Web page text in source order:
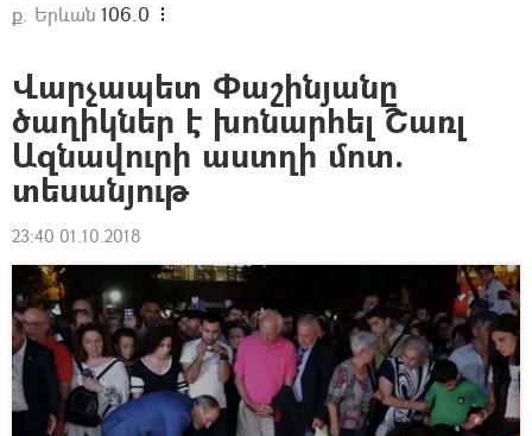
ք. Երևան 106.0
Վարչապետ Փաշինյանը
ծաղիկներ է խոնարհել Շառլ
Ազնավուրի աստղի մոտ.
տեսանյութ
23:40 01.10.2018